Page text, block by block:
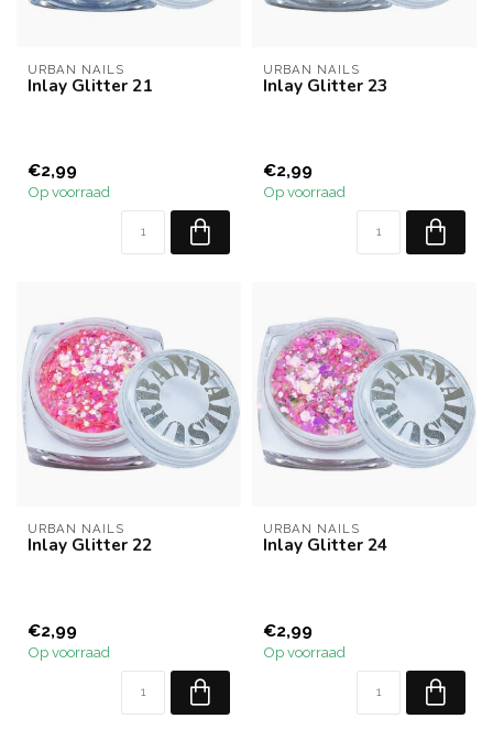
URBAN NAILS
Inlay Glitter 21
€2,99
Op voorraad
URBAN NAILS
Inlay Glitter 23
€2,99
Op voorraad
URBAN NAILS
Inlay Glitter 22
€2,99
Op voorraad
URBAN NAILS
Inlay Glitter 24
€2,99
Op voorraad